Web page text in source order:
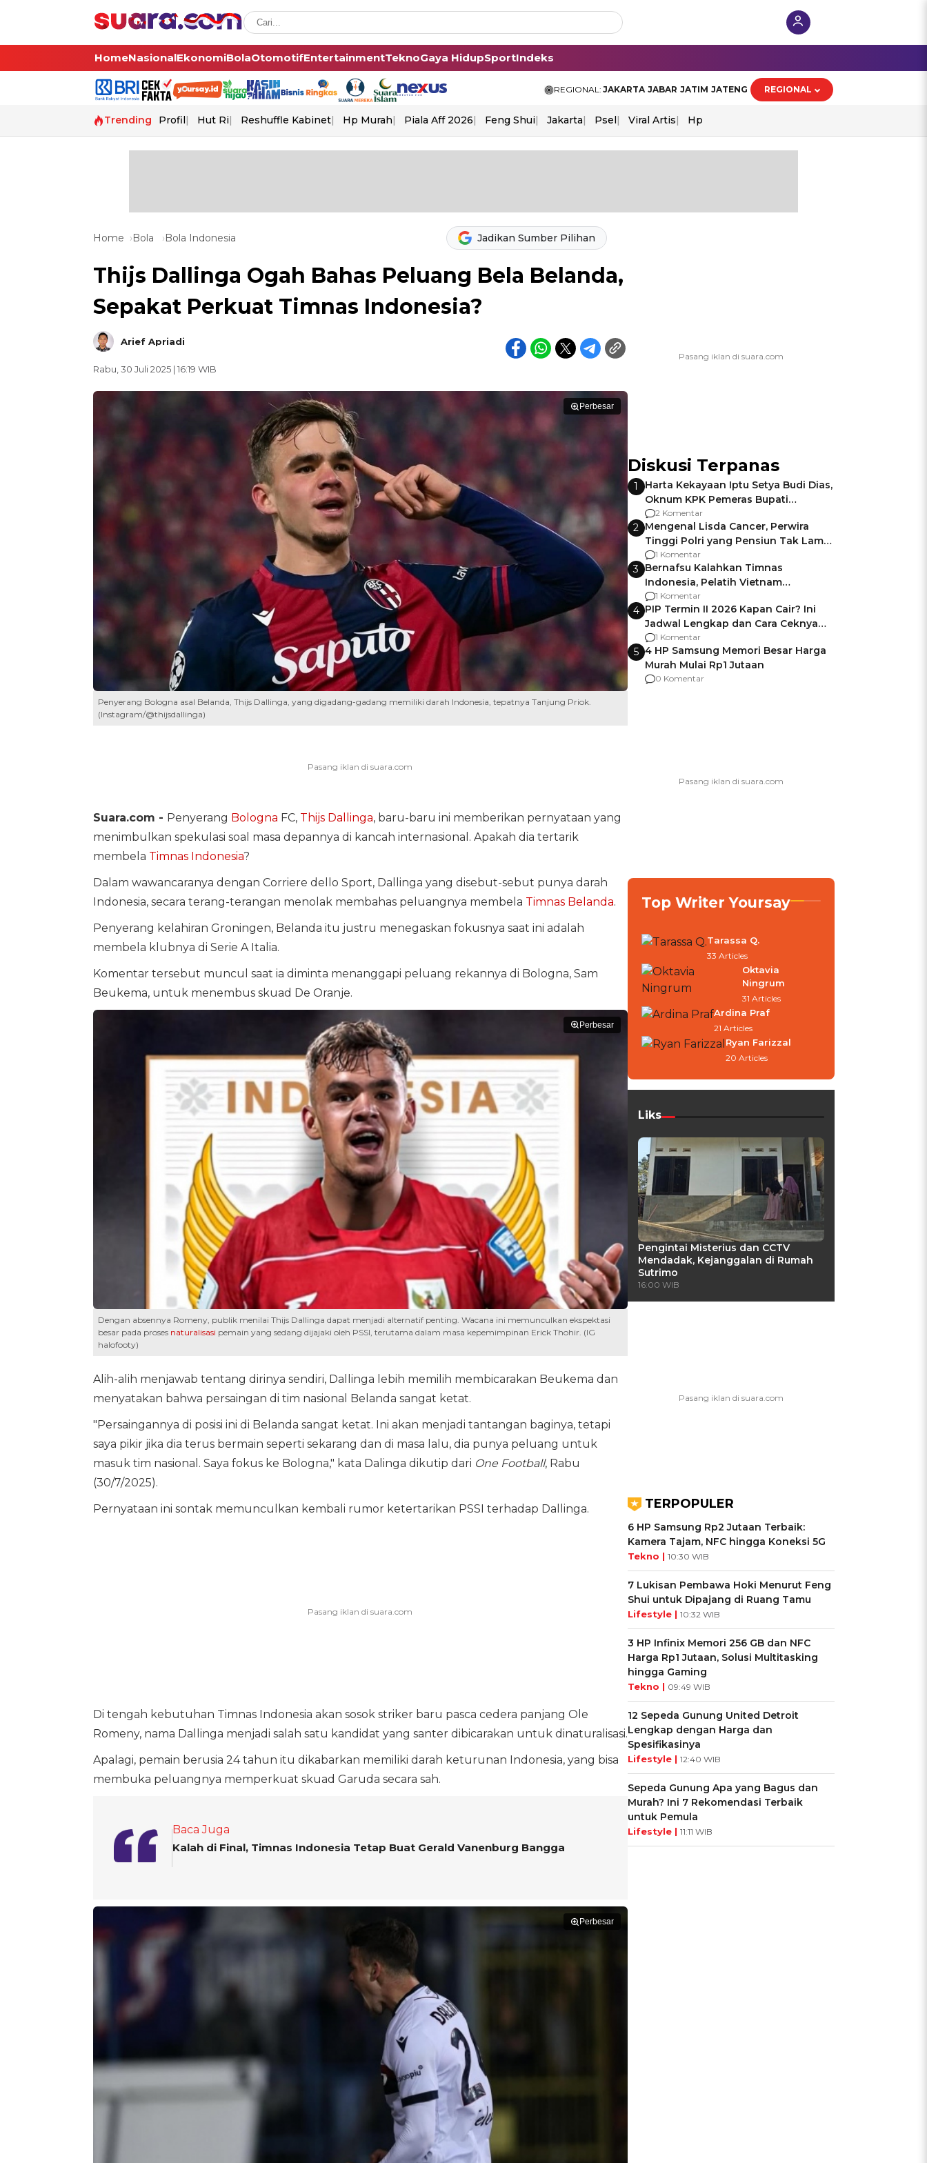
HomeNasionalEkonomiBolaOtomotifEntertainmentTeknoGaya HidupSportIndeks
REGIONAL: JAKARTA JABAR JATIM JATENG REGIONAL
Trending Profil Hut Ri Reshuffle Kabinet Hp Murah Piala Aff 2026 Feng Shui Jakarta Psel Viral Artis Hp
Home Bola Bola Indonesia Jadikan Sumber Pilihan
Thijs Dallinga Ogah Bahas Peluang Bela Belanda,
Sepakat Perkuat Timnas Indonesia?
Arief Apriadi
Rabu, 30 Juli 2025 | 16:19 WIB
Perbesar
Penyerang Bologna asal Belanda, Thijs Dallinga, yang digadang-gadang memiliki darah Indonesia, tepatnya Tanjung Priok.
(Instagram/@thijsdallinga)
Suara.com - Penyerang Bologna FC, Thijs Dallinga, baru-baru ini memberikan pernyataan yang
menimbulkan spekulasi soal masa depannya di kancah internasional. Apakah dia tertarik
membela Timnas Indonesia?
Dalam wawancaranya dengan Corriere dello Sport, Dallinga yang disebut-sebut punya darah
Indonesia, secara terang-terangan menolak membahas peluangnya membela Timnas Belanda.
Penyerang kelahiran Groningen, Belanda itu justru menegaskan fokusnya saat ini adalah
membela klubnya di Serie A Italia.
Komentar tersebut muncul saat ia diminta menanggapi peluang rekannya di Bologna, Sam
Beukema, untuk menembus skuad De Oranje.
Perbesar
Dengan absennya Romeny, publik menilai Thijs Dallinga dapat menjadi alternatif penting. Wacana ini memunculkan ekspektasi
besar pada proses naturalisasi pemain yang sedang dijajaki oleh PSSI, terutama dalam masa kepemimpinan Erick Thohir. (IG
halofooty)
Alih-alih menjawab tentang dirinya sendiri, Dallinga lebih memilih membicarakan Beukema dan
menyatakan bahwa persaingan di tim nasional Belanda sangat ketat.
"Persaingannya di posisi ini di Belanda sangat ketat. Ini akan menjadi tantangan baginya, tetapi
saya pikir jika dia terus bermain seperti sekarang dan di masa lalu, dia punya peluang untuk
masuk tim nasional. Saya fokus ke Bologna," kata Dalinga dikutip dari One Football, Rabu
(30/7/2025).
Pernyataan ini sontak memunculkan kembali rumor ketertarikan PSSI terhadap Dallinga.
Di tengah kebutuhan Timnas Indonesia akan sosok striker baru pasca cedera panjang Ole
Romeny, nama Dallinga menjadi salah satu kandidat yang santer dibicarakan untuk dinaturalisasi.
Apalagi, pemain berusia 24 tahun itu dikabarkan memiliki darah keturunan Indonesia, yang bisa
membuka peluangnya memperkuat skuad Garuda secara sah.
Baca Juga
Kalah di Final, Timnas Indonesia Tetap Buat Gerald Vanenburg Bangga
Perbesar
Diskusi Terpanas
1
Harta Kekayaan Iptu Setya Budi Dias,
Oknum KPK Pemeras Bupati
Pemalang
2 Komentar
2 Mengenal Lisda Cancer, Perwira
Tinggi Polri yang Pensiun Tak Lama
Usai Jadi Brigjen
1 Komentar
3 Bernafsu Kalahkan Timnas
Indonesia, Pelatih Vietnam
Berencana Pakai Jimat di Pakansari
1 Komentar
4 PIP Termin II 2026 Kapan Cair? Ini
Jadwal Lengkap dan Cara Ceknya
agar Dana Tidak Hangus!
1 Komentar
5 4 HP Samsung Memori Besar Harga
Murah Mulai Rp1 Jutaan
0 Komentar
Top Writer Yoursay
Tarassa Q.
33 Articles
Oktavia
Ningrum
31 Articles
Ardina Praf
21 Articles
Ryan Farizzal
20 Articles
Liks
Pengintai Misterius dan CCTV
Mendadak, Kejanggalan di Rumah
Sutrimo
16:00 WIB
TERPOPULER
6 HP Samsung Rp2 Jutaan Terbaik:
Kamera Tajam, NFC hingga Koneksi 5G
Tekno | 10:30 WIB
7 Lukisan Pembawa Hoki Menurut Feng
Shui untuk Dipajang di Ruang Tamu
Lifestyle | 10:32 WIB
3 HP Infinix Memori 256 GB dan NFC
Harga Rp1 Jutaan, Solusi Multitasking
hingga Gaming
Tekno | 09:49 WIB
12 Sepeda Gunung United Detroit
Lengkap dengan Harga dan
Spesifikasinya
Lifestyle | 12:40 WIB
Sepeda Gunung Apa yang Bagus dan
Murah? Ini 7 Rekomendasi Terbaik
untuk Pemula
Lifestyle | 11:11 WIB